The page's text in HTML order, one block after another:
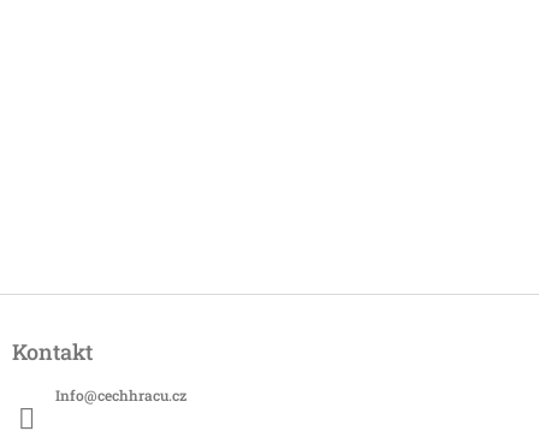
pKontakt
Info@cechhracu.cz